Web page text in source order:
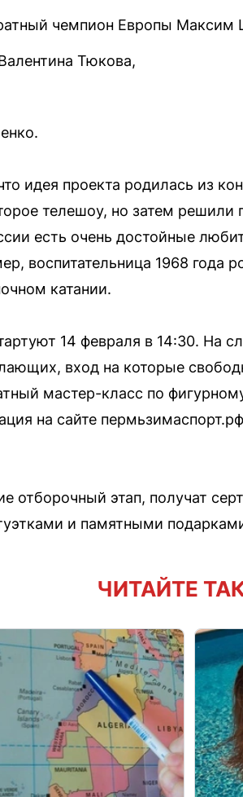
чемпион Европы Максим
Тюкова,
идея проекта родилась из
телешоу, но затем
есть очень достойные
воспитательница 1968 года
катании.
14 февраля в 14:30. На
вход на которые
мастер-класс по
на сайте
отборочный этап, получат
и памятными
ЧИТАЙТЕ